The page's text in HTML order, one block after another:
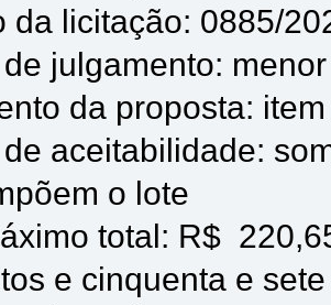
da licitação: 0885/
julgamento:
da proposta:
aceitabilidade:
o lote
total: R$
e cinquenta e